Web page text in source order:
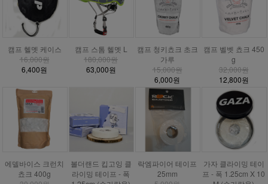
캠프 헬멧 케이스
16,000원
6,400원
캠프 스톰 헬멧 L
180,000원
63,000원
캠프 청키쵸크 초크
가루
15,000원
6,000원
캠프 벨벳 쵸크 450
g
32,000원
12,800원
에델바이스 크런치
쵸크 400g
볼더랜드 킵고잉 클
라이밍 테이프 - 폭
락엠파이어 테이프
25mm
가자 클라이밍 테이
프 - 폭 1.25cm X 10